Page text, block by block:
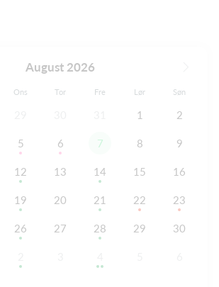
August 2026
Ons Tor Fre Lør Søn
1 2
5 6 7 8 9
12 13 14 15 16
19 20 21 22 23
26 27 28 29 30